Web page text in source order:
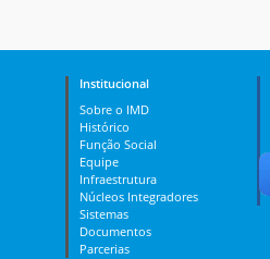
Institucional
Sobre o IMD
Histórico
Função Social
Equipe
Infraestrutura
Núcleos Integradores
Sistemas
Documentos
Parcerias